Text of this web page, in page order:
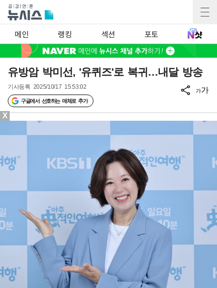
메인 랭킹 섹션 포토
유방암 박미선, '유퀴즈'로 복귀…내달 방송
기사등록 2025/10/17 15:53:02
구글에서 선호하는 매체로 추가
가가
X